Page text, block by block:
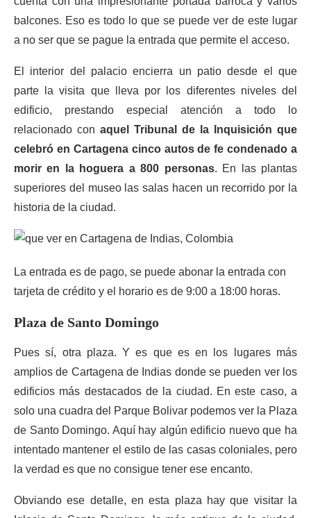
balcones. Eso es todo lo que se puede ver de este lugar
a no ser que se pague la entrada que permite el acceso.
El interior del palacio encierra un patio desde el que
parte la visita que lleva por los diferentes niveles del
edificio, prestando especial atención a todo lo
relacionado con aquel Tribunal de la Inquisición que
celebró en Cartagena cinco autos de fe condenado a
morir en la hoguera a 800 personas. En las plantas
superiores del museo las salas hacen un recorrido por la
historia de la ciudad.
La entrada es de pago, se puede abonar la entrada con
tarjeta de crédito y el horario es de 9:00 a 18:00 horas.
Plaza de Santo Domingo
Pues sí, otra plaza. Y es que es en los lugares más
amplios de Cartagena de Indias donde se pueden ver los
edificios más destacados de la ciudad. En este caso, a
solo una cuadra del Parque Bolivar podemos ver la Plaza
de Santo Domingo. Aquí hay algún edificio nuevo que ha
intentado mantener el estilo de las casas coloniales, pero
la verdad es que no consigue tener ese encanto.
Obviando ese detalle, en esta plaza hay que visitar la